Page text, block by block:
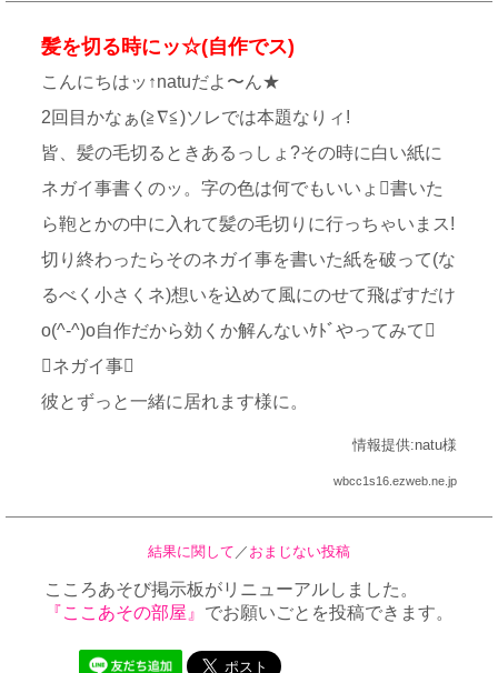
髪を切る時にッ☆(自作でス)
こんにちはッ↑natuだよ〜ん★
2回目かなぁ(≧∇≦)ソレでは本題なりィ!
皆、髪の毛切るときあるっしょ?その時に白い紙に
ネガイ事書くのッ。字の色は何でもいいょ書いた
ら鞄とかの中に入れて髪の毛切りに行っちゃいまス!
切り終わったらそのネガイ事を書いた紙を破って(な
るべく小さくネ)想いを込めて風にのせて飛ばすだけ
o(^-^)o自作だから効くか解んないｹﾄﾞやってみて
ネガイ事
彼とずっと一緒に居れます様に。
情報提供:natu様
wbcc1s16.ezweb.ne.jp
結果に関して ／ おまじない投稿
こころあそび掲示板がリニューアルしました。
『ここあその部屋』 でお願いごとを投稿できます。